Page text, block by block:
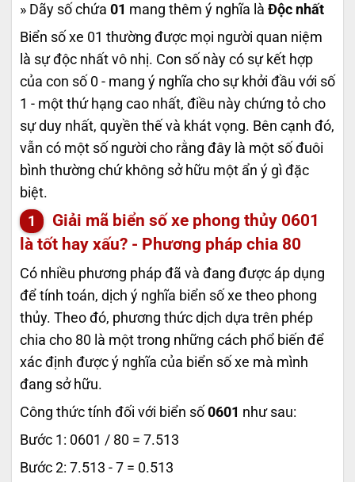
» Dãy số chứa 01 mang thêm ý nghĩa là Độc nhất
Biển số xe 01 thường được mọi người quan niệm
là sự độc nhất vô nhị. Con số này có sự kết hợp
của con số 0 - mang ý nghĩa cho sự khởi đầu với số
1 - một thứ hạng cao nhất, điều này chứng tỏ cho
sự duy nhất, quyền thế và khát vọng. Bên cạnh đó,
vẫn có một số người cho rằng đây là một số đuôi
bình thường chứ không sở hữu một ẩn ý gì đặc
biệt.
Giải mã biển số xe phong thủy 0601
là tốt hay xấu? - Phương pháp chia 80
Có nhiều phương pháp đã và đang được áp dụng
để tính toán, dịch ý nghĩa biển số xe theo phong
thủy. Theo đó, phương thức dịch dựa trên phép
chia cho 80 là một trong những cách phổ biến để
xác định được ý nghĩa của biển số xe mà mình
đang sở hữu.
Công thức tính đối với biển số 0601 như sau:
Bước 1: 0601 / 80 = 7.513
Bước 2: 7.513 - 7 = 0.513